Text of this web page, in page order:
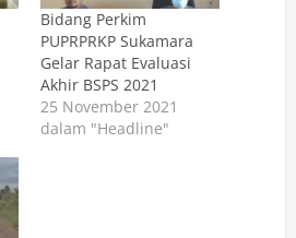
Bidang Perkim
PUPRPRKP Sukamara
Gelar Rapat Evaluasi
Akhir BSPS 2021
25 November 2021
dalam "Headline"